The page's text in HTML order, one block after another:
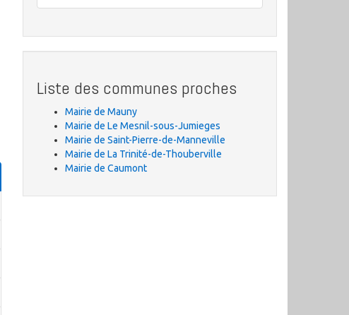
Liste des communes proches
Mairie de Mauny
Mairie de Le Mesnil-sous-Jumieges
Mairie de Saint-Pierre-de-Manneville
Mairie de La Trinité-de-Thouberville
Mairie de Caumont